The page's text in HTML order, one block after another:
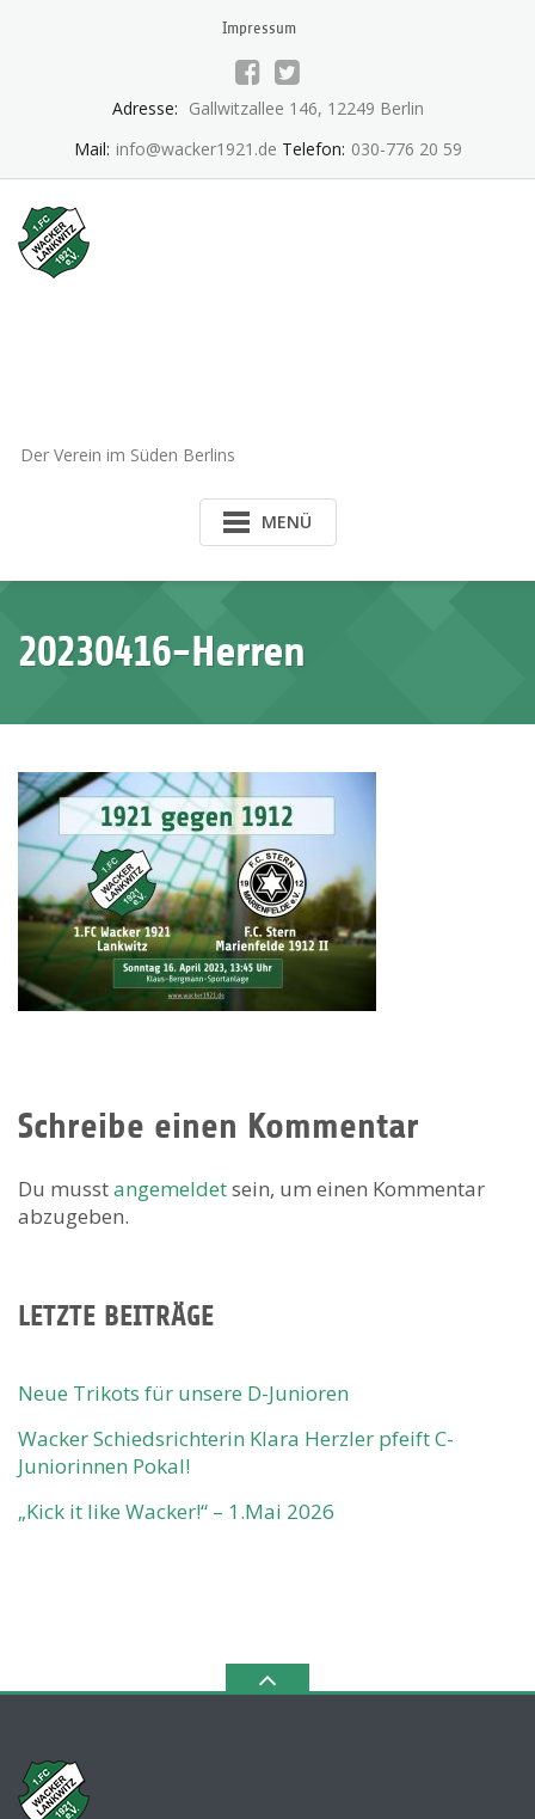
Impressum
Adresse: Gallwitzallee 146, 12249 Berlin
Mail: info@wacker1921.de Telefon: 030-776 20 59
Der Verein im Süden Berlins
MENÜ
20230416-Herren
Schreibe einen Kommentar
Du musstangemeldetsein, um einen Kommentar
abzugeben.
LETZTE BEITRÄGE
Neue Trikots für unsere D-Junioren
Wacker Schiedsrichterin Klara Herzler pfeift C-
Juniorinnen Pokal!
„Kick it like Wacker!“ – 1.Mai 2026